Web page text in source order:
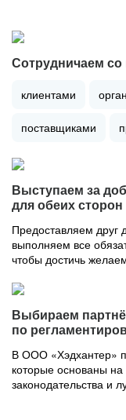
Сотрудничаем со
клиентами
поставщиками
Выступаем за
для обеих сторон
Предоставляем друг
выполняем все
чтобы достичь
Выбираем
по
В ООО «Хэдхантер»
которые основаны
законодательства и